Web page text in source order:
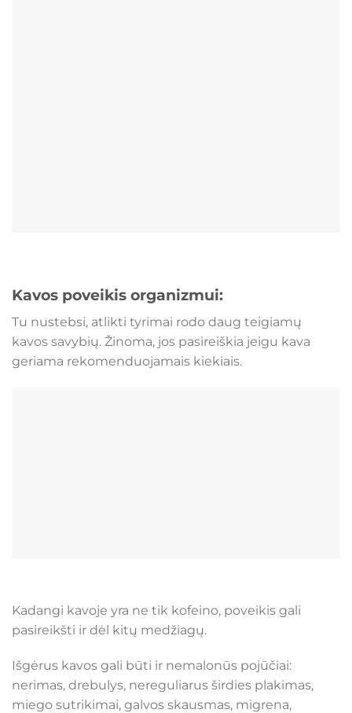
Kavos poveikis organizmui:
Tu nustebsi, atlikti tyrimai rodo daug teigiamų
kavos savybių. Žinoma, jos pasireiškia jeigu kava
geriama rekomenduojamais kiekiais.
Kadangi kavoje yra ne tik kofeino, poveikis gali
pasireikšti ir dėl kitų medžiagų.
Išgėrus kavos gali būti ir nemalonūs pojūčiai:
nerimas, drebulys, nereguliarus širdies plakimas,
miego sutrikimai, galvos skausmas, migrena,